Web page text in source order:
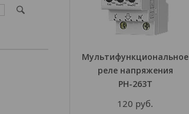
Мультифункциональное
реле напряжения
РН-263Т
120 руб.